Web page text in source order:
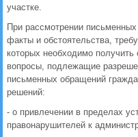
участке.
При рассмотрении
факты и обстоятельства,
которых необходимо
вопросы, подлежащие
письменных обращений
решений:
- о привлечении в пределах
правонарушителей к